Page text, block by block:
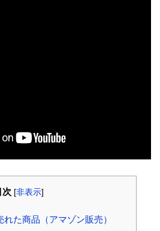
次 [非表示]
た商品（アマゾン販売）